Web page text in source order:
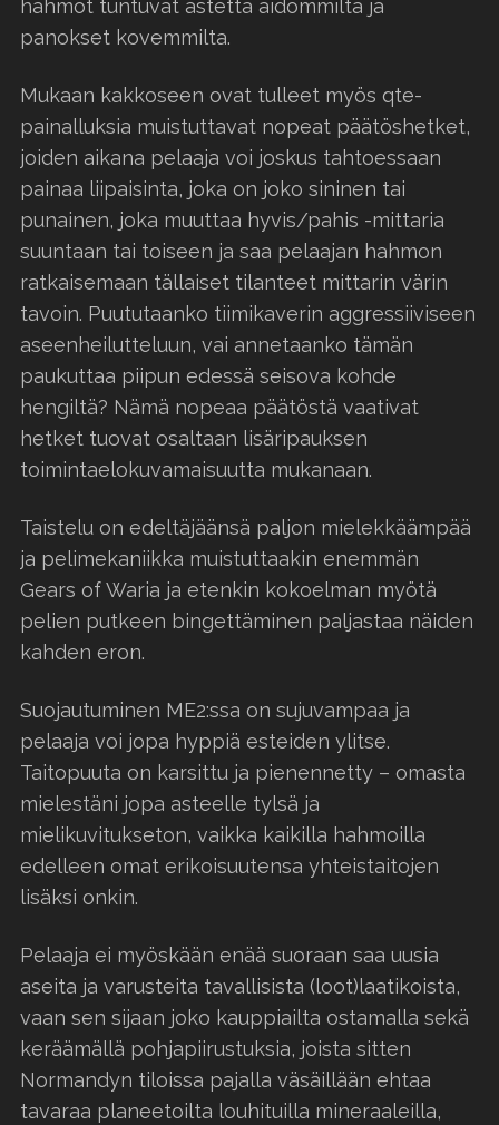
hahmot tuntuvat astetta aidommilta ja
panokset kovemmilta.
Mukaan kakkoseen ovat tulleet myös qte-
painalluksia muistuttavat nopeat päätöshetket,
joiden aikana pelaaja voi joskus tahtoessaan
painaa liipaisinta, joka on joko sininen tai
punainen, joka muuttaa hyvis/pahis -mittaria
suuntaan tai toiseen ja saa pelaajan hahmon
ratkaisemaan tällaiset tilanteet mittarin värin
tavoin. Puututaanko tiimikaverin aggressiiviseen
aseenheilutteluun, vai annetaanko tämän
paukuttaa piipun edessä seisova kohde
hengiltä? Nämä nopeaa päätöstä vaativat
hetket tuovat osaltaan lisäripauksen
toimintaelokuvamaisuutta mukanaan.
Taistelu on edeltäjäänsä paljon mielekkäämpää
ja pelimekaniikka muistuttaakin enemmän
Gears of Waria ja etenkin kokoelman myötä
pelien putkeen bingettäminen paljastaa näiden
kahden eron.
Suojautuminen ME2:ssa on sujuvampaa ja
pelaaja voi jopa hyppiä esteiden ylitse.
Taitopuuta on karsittu ja pienennetty – omasta
mielestäni jopa asteelle tylsä ja
mielikuvitukseton, vaikka kaikilla hahmoilla
edelleen omat erikoisuutensa yhteistaitojen
lisäksi onkin.
Pelaaja ei myöskään enää suoraan saa uusia
aseita ja varusteita tavallisista (loot)laatikoista,
vaan sen sijaan joko kauppiailta ostamalla sekä
keräämällä pohjapiirustuksia, joista sitten
Normandyn tiloissa pajalla väsäillään ehtaa
tavaraa planeetoilta louhituilla mineraaleilla,